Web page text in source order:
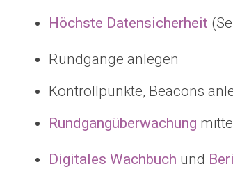
Höchste Datensicherheit
Rundgänge anlegen
Kontrollpunkte, Beacons
Rundgangüberwachung
Digitales Wachbuch und